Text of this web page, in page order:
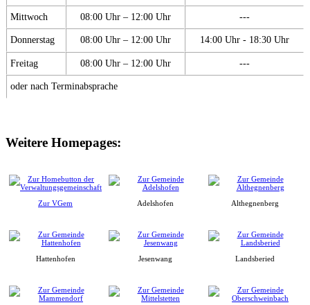
Mittwoch 08:00 Uhr – 12:00 Uhr ---
Donnerstag 08:00 Uhr – 12:00 Uhr 14:00 Uhr - 18:30 Uhr
Freitag 08:00 Uhr – 12:00 Uhr ---
oder nach Terminabsprache
Weitere Homepages:
Zur VGem Adelshofen Althegnenberg
Hattenhofen Jesenwang Landsberied